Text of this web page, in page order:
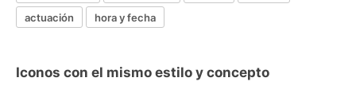
actuación
hora y fecha
Iconos con el mismo estilo y concepto